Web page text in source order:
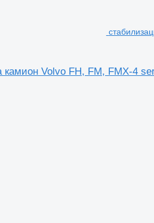
Volvo FH, FM, FMX-4